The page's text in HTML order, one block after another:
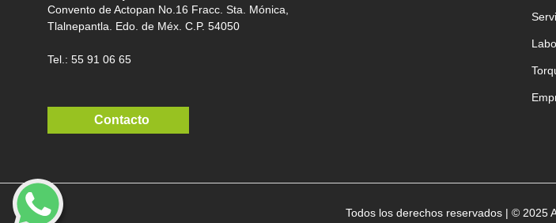
Convento de Actopan No.16 Fracc. Sta. Mónica,
Tlalnepantla. Edo. de Méx. C.P. 54050
Tel.: 55 91 06 65
Contacto
Todos los derechos reservados | © 2025